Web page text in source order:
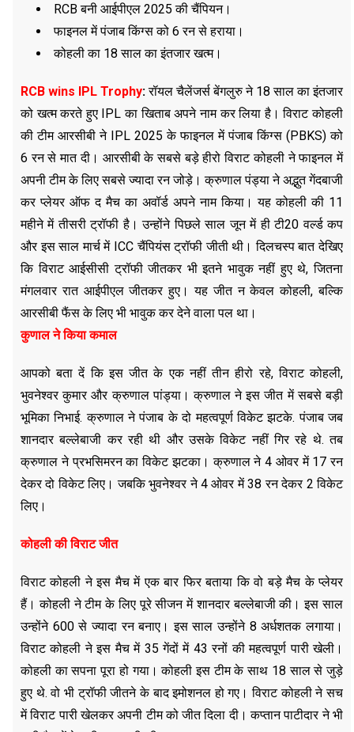
RCB बनी आईपीएल 2025 की चैंपियन।
फाइनल में पंजाब किंग्स को 6 रन से हराया।
कोहली का 18 साल का इंतजार खत्म।
RCB wins IPL Trophy:रॉयल चैलेंजर्स बेंगलुरु ने 18 साल का इंतजार
को खत्म करते हुए IPL का खिताब अपने नाम कर लिया है। विराट कोहली
की टीम आरसीबी ने IPL 2025 के फाइनल में पंजाब किंग्स (PBKS) को
6 रन से मात दी। आरसीबी के सबसे बड़े हीरो विराट कोहली ने फाइनल में
अपनी टीम के लिए सबसे ज्यादा रन जोड़े। क्रुणाल पंड्या ने अद्भुत गेंदबाजी
कर प्लेयर ऑफ द मैच का अवॉर्ड अपने नाम किया। यह कोहली की 11
महीने में तीसरी ट्रॉफी है। उन्होंने पिछले साल जून में ही टी20 वर्ल्ड कप
और इस साल मार्च में ICC चैंपियंस ट्रॉफी जीती थी। दिलचस्प बात देखिए
कि विराट आईसीसी ट्रॉफी जीतकर भी इतने भावुक नहीं हुए थे, जितना
मंगलवार रात आईपीएल जीतकर हुए। यह जीत न केवल कोहली, बल्कि
आरसीबी फैंस के लिए भी भावुक कर देने वाला पल था।
कुणाल ने किया कमाल
आपको बता दें कि इस जीत के एक नहीं तीन हीरो रहे, विराट कोहली,
भुवनेश्वर कुमार और क्रुणाल पांड्या। क्रुणाल ने इस जीत में सबसे बड़ी
भूमिका निभाई. क्रुणाल ने पंजाब के दो महत्वपूर्ण विकेट झटके. पंजाब जब
शानदार बल्लेबाजी कर रही थी और उसके विकेट नहीं गिर रहे थे. तब
क्रुणाल ने प्रभसिमरन का विकेट झटका। क्रुणाल ने 4 ओवर में 17 रन
देकर दो विकेट लिए। जबकि भुवनेश्वर ने 4 ओवर में 38 रन देकर 2 विकेट
लिए।
कोहली की विराट जीत
विराट कोहली ने इस मैच में एक बार फिर बताया कि वो बड़े मैच के प्लेयर
हैं। कोहली ने टीम के लिए पूरे सीजन में शानदार बल्लेबाजी की। इस साल
उन्होंने 600 से ज्यादा रन बनाए। इस साल उन्होंने 8 अर्धशतक लगाया।
विराट कोहली ने इस मैच में 35 गेंदों में 43 रनों की महत्वपूर्ण पारी खेली।
कोहली का सपना पूरा हो गया। कोहली इस टीम के साथ 18 साल से जुड़े
हुए थे. वो भी ट्रॉफी जीतने के बाद इमोशनल हो गए। विराट कोहली ने सच
में विराट पारी खेलकर अपनी टीम को जीत दिला दी। कप्तान पाटीदार ने भी